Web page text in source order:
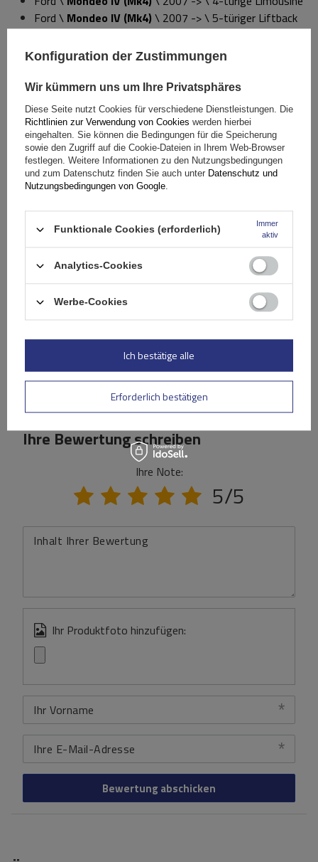
Ford \ Mondeo IV (Mk4) \ 2007 -> \ 5-türiger Liftback
Lancia \Delta III\ 2008 -> \ 5-türige
Schräghecklimousine (ohne Schiebedach)
Lancia \
\ 2011-> \ 5-Türer Schrägheck
Peugeot \508\ 2010 -> \ 4-türige Limousine
Renault \Mégane III \ 2008 -> \ 5-Türer Schrägheck
Renault \Mégane III Grandtour \ 2009 -> \ 5-türiger
Kombi (ohne Dachreling)
Škoda \Fabia II\ 2007-> \ 5-türiges Fließheck
Volvo \S60 II\ 2010 -> \ 4-türige Limousine
Spezifikation
Das Produkt passt zu Autos
Lieferung
Stelle eine Frage
Bewertungen(0)
Ihre Bewertung schreiben
Ihre Note:
5/5
Inhalt Ihrer Bewertung
Ihr Produktfoto hinzufügen:
Ihr Vorname
Ihre E-Mail-Adresse
Bewertung abschicken
Konfiguration der Zustimmungen
Wir kümmern uns um Ihre Privatsphäres
Diese Seite nutzt Cookies für verschiedene Dienstleistungen. Die
Richtlinien zur Verwendung von Cookies werden hierbei
eingehalten. Sie können die Bedingungen für die Speicherung
sowie den Zugriff auf die Cookie-Dateien in Ihrem Web-Browser
festlegen. Weitere Informationen zu den Nutzungsbedingungen
und zum Datenschutz finden Sie auch unter Datenschutz und
Nutzungsbedingungen von Google.
Funktionale Cookies (erforderlich)
Immer
aktiv
Analytics-Cookies
Werbe-Cookies
Erforderlich bestätigen
Ich bestätige alle